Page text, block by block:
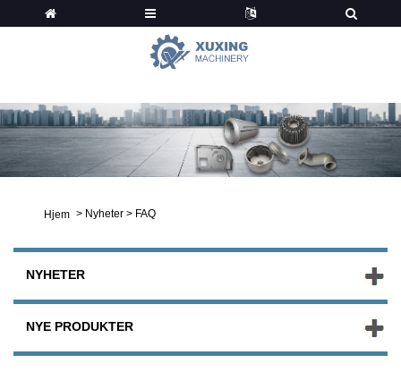
Hjem > Nyheter > FAQ
NYHETER
NYE PRODUKTER